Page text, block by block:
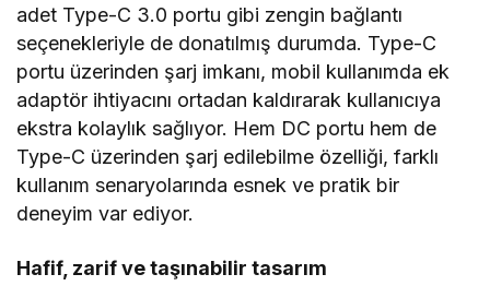
adet Type-C 3.0 portu gibi zengin bağlantı
seçenekleriyle de donatılmış durumda. Type-C
portu üzerinden şarj imkanı, mobil kullanımda ek
adaptör ihtiyacını ortadan kaldırarak kullanıcıya
ekstra kolaylık sağlıyor. Hem DC portu hem de
Type-C üzerinden şarj edilebilme özelliği, farklı
kullanım senaryolarında esnek ve pratik bir
deneyim var ediyor.
Hafif, zarif ve taşınabilir tasarım